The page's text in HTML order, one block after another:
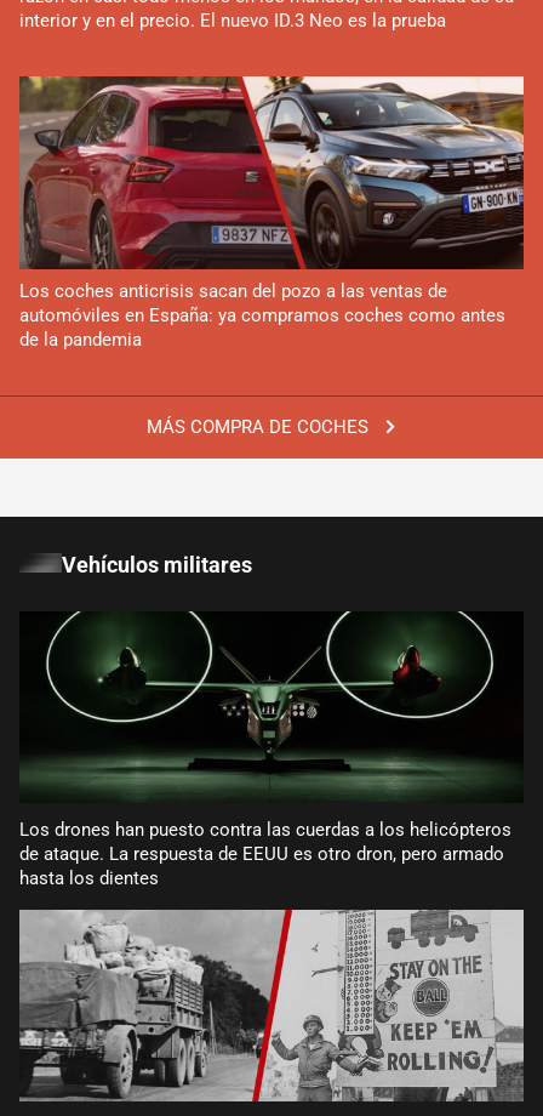
MÁS COMPRA DE COCHES
interior y en el precio. El nuevo ID.3 Neo es la prueba
Los coches anticrisis sacan del pozo a las ventas de
automóviles en España: ya compramos coches como antes
de la pandemia
Vehículos militares
Los drones han puesto contra las cuerdas a los helicópteros
de ataque. La respuesta de EEUU es otro dron, pero armado
hasta los dientes